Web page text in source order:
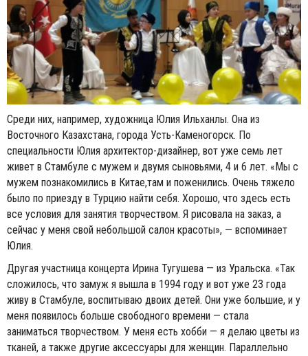
Среди них, например, художница Юлия Ильханлы. Она из
Восточного Казахстана, города Усть-Каменогорск. По
специальности Юлия архитектор-дизайнер, вот уже семь лет
живет в Стамбуле с мужем и двумя сыновьями, 4 и 6 лет. «Мы с
мужем познакомились в Китае,там и поженились. Очень тяжело
было по приезду в Турцию найти себя. Хорошо, что здесь есть
все условия для занятия творчеством. Я рисовала на заказ, а
сейчас у меня свой небольшой салон красоты», — вспоминает
Юлия.
Другая участница концерта Ирина Тугушева — из Уральска. «Так
сложилось, что замуж я вышла в 1994 году и вот уже 23 года
живу в Стамбуле, воспитываю двоих детей. Они уже большие, и у
меня появилось больше свободного времени — стала
заниматься творчеством. У меня есть хобби — я делаю цветы из
тканей, а также другие аксессуары для женщин. Параллельно